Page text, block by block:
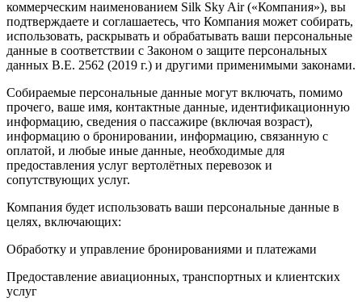
коммерческим наименованием Silk Sky Air («Компания»), вы
подтверждаете и соглашаетесь, что Компания может собирать,
использовать, раскрывать и обрабатывать ваши персональные
данные в соответствии с Законом о защите персональных
данных B.E. 2562 (2019 г.) и другими применимыми законами.
Собираемые персональные данные могут включать, помимо
прочего, ваше имя, контактные данные, идентификационную
информацию, сведения о пассажире (включая возраст),
информацию о бронировании, информацию, связанную с
оплатой, и любые иные данные, необходимые для
предоставления услуг вертолётных перевозок и
сопутствующих услуг.
Компания будет использовать ваши персональные данные в
целях, включающих:
Обработку и управление бронированиями и платежами
Предоставление авиационных, транспортных и клиентских
услуг